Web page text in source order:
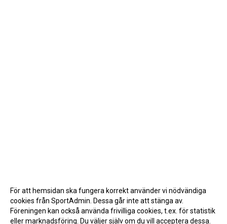
För att hemsidan ska fungera korrekt använder vi nödvändiga
cookies från SportAdmin. Dessa går inte att stänga av.
Föreningen kan också använda frivilliga cookies, t.ex. för statistik
eller marknadsföring. Du väljer själv om du vill acceptera dessa.